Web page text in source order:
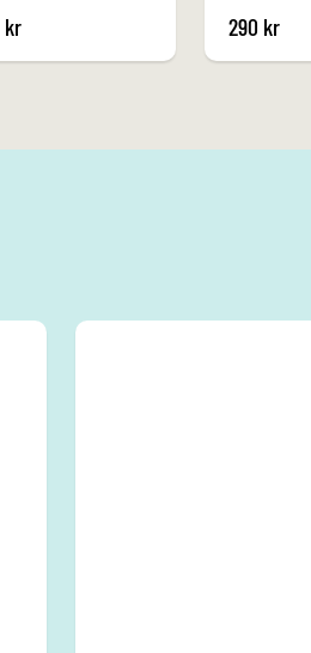
kr
290 kr